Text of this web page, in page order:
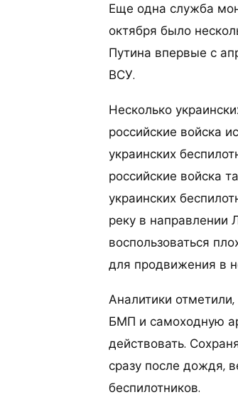
Еще одна служба
октября было
Путина впервые с
ВСУ.
Несколько
российские войска
украинских
российские войска
украинских
реку в направлении
воспользоваться
для продвижения в
Аналитики
БМП и самоходную
действовать.
сразу после дождя,
беспилотников.